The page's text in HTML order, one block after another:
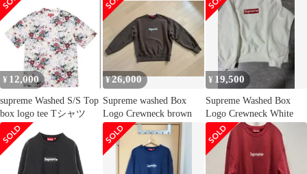
¥ 12,000
supreme Washed S/S Top
box logo tee Tシャツ
¥26,000
Supreme washed Box
Logo Crewneck brown
¥ 19,500
Supreme Washed Box
Logo Crewneck White